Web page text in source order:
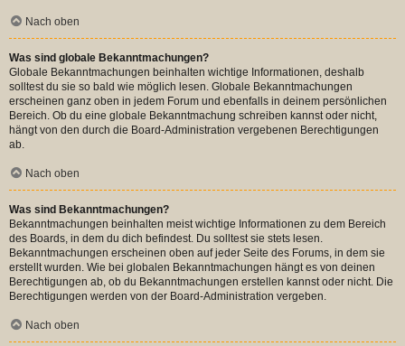
Nach oben
Was sind globale Bekanntmachungen?
Globale Bekanntmachungen beinhalten wichtige Informationen, deshalb
solltest du sie so bald wie möglich lesen. Globale Bekanntmachungen
erscheinen ganz oben in jedem Forum und ebenfalls in deinem persönlichen
Bereich. Ob du eine globale Bekanntmachung schreiben kannst oder nicht,
hängt von den durch die Board-Administration vergebenen Berechtigungen
ab.
Nach oben
Was sind Bekanntmachungen?
Bekanntmachungen beinhalten meist wichtige Informationen zu dem Bereich
des Boards, in dem du dich befindest. Du solltest sie stets lesen.
Bekanntmachungen erscheinen oben auf jeder Seite des Forums, in dem sie
erstellt wurden. Wie bei globalen Bekanntmachungen hängt es von deinen
Berechtigungen ab, ob du Bekanntmachungen erstellen kannst oder nicht. Die
Berechtigungen werden von der Board-Administration vergeben.
Nach oben